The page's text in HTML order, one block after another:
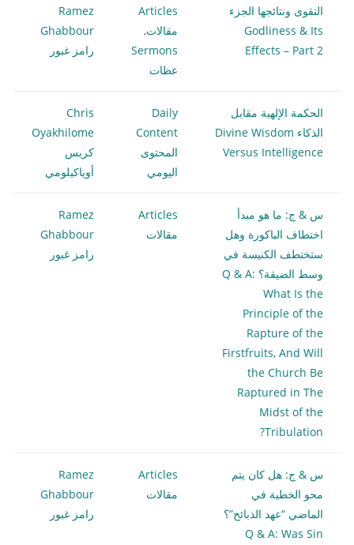
التقوى ونتائجها الجزء
Godliness & Its
Effects – Part 2
Articles
مقالات,
Sermons
عظات
Ramez
Ghabbour
رامز غبور
الحكمة الإلهية مقابل
الذكاء Divine Wisdom
Versus Intelligence
Daily
Content
المحتوى
اليومي
Chris
Oyakhilome
كريس
أوياكيلومي
س & ج: ما هو مبدأ
اختطاف الباكورة وهل
ستختطف الكنيسة في
وسط الضيقة؟ Q & A:
What Is the
Principle of the
Rapture of the
Firstfruits, And Will
the Church Be
Raptured in The
Midst of the
Tribulation?
Articles
مقالات
Ramez
Ghabbour
رامز غبور
س & ج: هل كان يتم
محو الخطية في
الماضي “عهد الذبائح”؟
Q & A: Was Sin
Articles
مقالات
Ramez
Ghabbour
رامز غبور